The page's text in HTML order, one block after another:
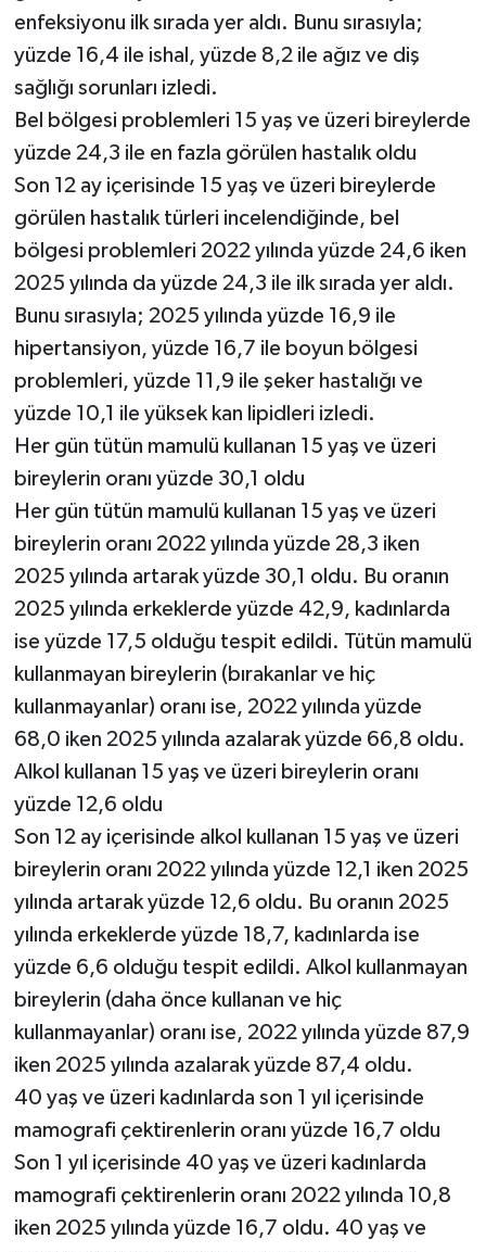
enfeksiyonu ilk sırada yer aldı. Bunu sırasıyla;
yüzde 16,4 ile ishal, yüzde 8,2 ile ağız ve diş
sağlığı sorunları izledi.
Bel bölgesi problemleri 15 yaş ve üzeri bireylerde
yüzde 24,3 ile en fazla görülen hastalık oldu
Son 12 ay içerisinde 15 yaş ve üzeri bireylerde
görülen hastalık türleri incelendiğinde, bel
bölgesi problemleri 2022 yılında yüzde 24,6 iken
2025 yılında da yüzde 24,3 ile ilk sırada yer aldı.
Bunu sırasıyla; 2025 yılında yüzde 16,9 ile
hipertansiyon, yüzde 16,7 ile boyun bölgesi
problemleri, yüzde 11,9 ile şeker hastalığı ve
yüzde 10,1 ile yüksek kan lipidleri izledi.
Her gün tütün mamulü kullanan 15 yaş ve üzeri
bireylerin oranı yüzde 30,1 oldu
Her gün tütün mamulü kullanan 15 yaş ve üzeri
bireylerin oranı 2022 yılında yüzde 28,3 iken
2025 yılında artarak yüzde 30,1 oldu. Bu oranın
2025 yılında erkeklerde yüzde 42,9, kadınlarda
ise yüzde 17,5 olduğu tespit edildi. Tütün mamulü
kullanmayan bireylerin (bırakanlar ve hiç
kullanmayanlar) oranı ise, 2022 yılında yüzde
68,0 iken 2025 yılında azalarak yüzde 66,8 oldu.
Alkol kullanan 15 yaş ve üzeri bireylerin oranı
yüzde 12,6 oldu
Son 12 ay içerisinde alkol kullanan 15 yaş ve üzeri
bireylerin oranı 2022 yılında yüzde 12,1 iken 2025
yılında artarak yüzde 12,6 oldu. Bu oranın 2025
yılında erkeklerde yüzde 18,7, kadınlarda ise
yüzde 6,6 olduğu tespit edildi. Alkol kullanmayan
bireylerin (daha önce kullanan ve hiç
kullanmayanlar) oranı ise, 2022 yılında yüzde 87,9
iken 2025 yılında azalarak yüzde 87,4 oldu.
40 yaş ve üzeri kadınlarda son 1 yıl içerisinde
mamografi çektirenlerin oranı yüzde 16,7 oldu
Son 1 yıl içerisinde 40 yaş ve üzeri kadınlarda
mamografi çektirenlerin oranı 2022 yılında 10,8
iken 2025 yılında yüzde 16,7 oldu. 40 yaş ve